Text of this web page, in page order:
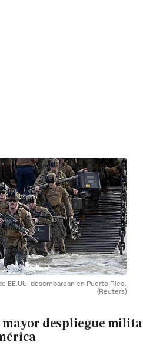
EE.UU. desembarcan en Puerto Rico.
(Reuters)
despliegue